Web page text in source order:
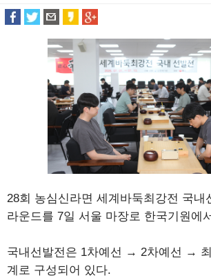
28회 농심신라면 세계바둑최강전 국내
라운드를 7일 서울 마장로 한국기원에
국내선발전은 1차예선 → 2차예선 →
계로 구성되어 있다.